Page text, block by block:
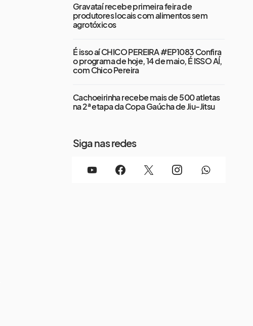
Gravataí recebe primeira feira de
produtores locais com alimentos sem
agrotóxicos
É isso aí CHICO PEREIRA #EP1083 Confira
o programa de hoje, 14 de maio, É ISSO AÍ,
com Chico Pereira
Cachoeirinha recebe mais de 500 atletas
na 2ª etapa da Copa Gaúcha de Jiu-Jitsu
Siga nas redes